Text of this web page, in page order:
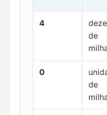
4
de
0
de